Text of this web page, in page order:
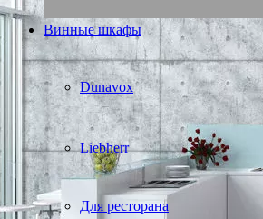
Винные шкафы
Dunavox
Liebherr
Для ресторана